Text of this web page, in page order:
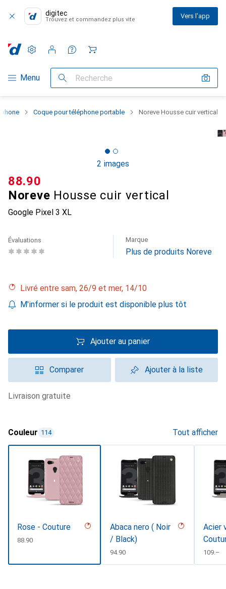
digitec
Trouvez et commandez plus vite Vers l'app
Navigation par catégorie
Menu Recherche
Paramètres
Compte client
Listes de comparaison
Listes d'envies
Panier
Coque pour téléphone portable Noreve Housse cuir vertical
2 images
Noreve Housse cuir vertical
Google Pixel 3 XL
CHF
88.90
Évaluations Marque
Plus de produits Noreve
Livré entre sam, 26/9 et mer, 14/10
M'informer si le produit est disponible plus tôt
Ajouter au panier
Comparer Ajouter à la liste
livraison gratuite
Couleur 114 Tout afficher
Rose - Couture
CHF
88.90
Abaca nero ( Noir
/ Black)
CHF
94.90
Acier
CHF
109.–